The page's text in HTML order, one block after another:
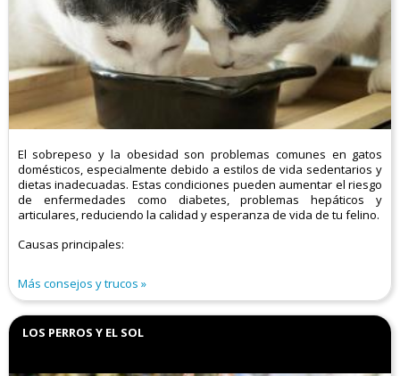
El sobrepeso y la obesidad son problemas comunes en gatos
domésticos, especialmente debido a estilos de vida sedentarios y
dietas inadecuadas. Estas condiciones pueden aumentar el riesgo
de enfermedades como diabetes, problemas hepáticos y
articulares, reduciendo la calidad y esperanza de vida de tu felino.​
Causas principales:
Más consejos y trucos
LOS PERROS Y EL SOL